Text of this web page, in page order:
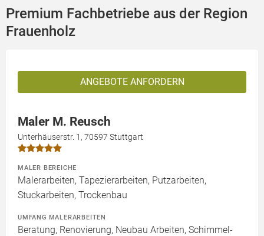
Premium Fachbetriebe aus der Region
Frauenholz
ANGEBOTE ANFORDERN
Maler M. Reusch
Unterhäuserstr. 1, 70597 Stuttgart
MALER BEREICHE
Malerarbeiten, Tapezierarbeiten, Putzarbeiten,
Stuckarbeiten, Trockenbau
UMFANG MALERARBEITEN
Beratung, Renovierung, Neubau Arbeiten, Schimmel-